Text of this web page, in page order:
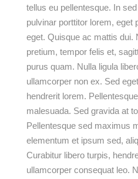
tellus eu pellentesque. In
pulvinar porttitor lorem, eget
eget. Quisque ac mattis dui.
pretium, tempor felis et,
purus quam. Nulla ligula
ullamcorper non ex. Sed
hendrerit lorem.
malesuada. Sed gravida at
Pellentesque sed maximus
elementum et ipsum sed,
Curabitur libero turpis,
ullamcorper consequat leo.